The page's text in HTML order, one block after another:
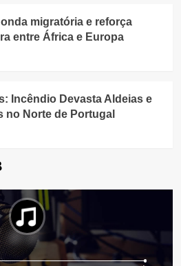
migratória e reforça
entre África e Europa
Incêndio Devasta Aldeias e
no Norte de Portugal